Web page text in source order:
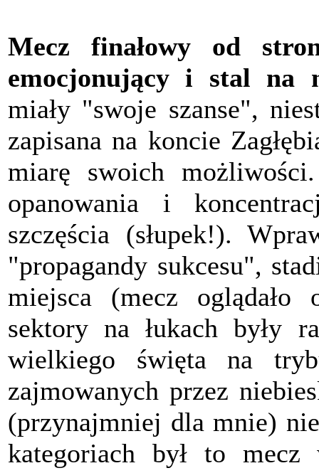
Mecz finałowy od
emocjonujący i stal na
miały "swoje szanse",
zapisana na koncie
miarę swoich
opanowania i
szczęścia (słupek!).
"propagandy sukcesu",
miejsca (mecz
sektory na łukach były
wielkiego święta na
zajmowanych przez
(przynajmniej dla mnie)
kategoriach był to mecz